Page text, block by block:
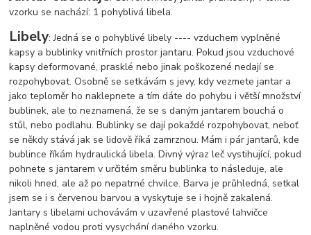
vzorku se nachází: 1 pohyblivá libela.
Libely: Jedná se o pohyblivé libely ---- vzduchem vyplněné
kapsy a bublinky vnitřních prostor jantaru. Pokud jsou vzduchové
kapsy deformované, prasklé nebo jinak poškozené nedají se
rozpohybovat. Osobně se setkávám s jevy, kdy vezmete jantar a
jako teploměr ho naklepnete a tím dáte do pohybu i větší množství
bublinek, ale to neznamená, že se s daným jantarem bouchá o
stůl, nebo podlahu. Bublinky se dají pokaždé rozpohybovat, neboť
se někdy stává jak se lidově říká zamrznou. Mám i pár jantarů, kde
bublince říkám hydraulická libela. Divný výraz leč vystihující, pokud
pohnete s jantarem v určitém směru bublinka to následuje, ale
nikoli hned, ale až po nepatrné chvilce. Barva je průhledná, setkal
jsem se i s červenou barvou a vyskytuje se i hojně zakalená.
Jantary s libelami uchovávám v uzavřené plastové lahvičce
naplněné vodou proti vysychání daného vzorku.